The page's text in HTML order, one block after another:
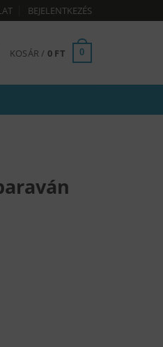
BEJELENTKEZÉS
KOSÁR / 0 FT 0